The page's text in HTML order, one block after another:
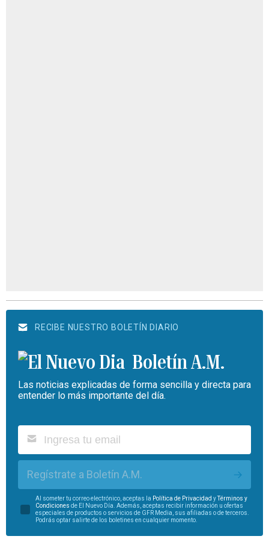
RECIBE NUESTRO BOLETÍN DIARIO
Boletín A.M.
Las noticias explicadas de forma sencilla y directa para
entender lo más importante del día.
Regístrate a Boletín A.M.
Al someter tu correo electrónico, aceptas la Política de Privacidad yTérminos y
Condiciones de El Nuevo Día. Además, aceptas recibir información u ofertas
especiales de productos o servicios de GFR Media, sus afiliadas o de terceros.
Podrás optar salirte de los boletines en cualquier momento.